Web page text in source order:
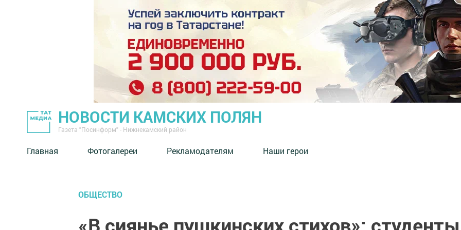
НОВОСТИ КАМСКИХ ПОЛЯН
Газета "Посинформ" - Нижнекамский район
Главная Фотогалереи Рекламодателям Наши герои
ОБЩЕСТВО
«В сиянье пушкинских стихов»: студенты